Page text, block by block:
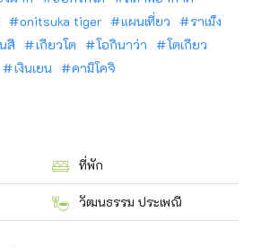
onitsuka tiger แผนเที่ยว
ราเม็ง
สี เกียวโต โอกินาว่า
โตเกียว
เงินเยน คามิโคจิ
ที่พัก
วัฒนธรรม ประเพณี